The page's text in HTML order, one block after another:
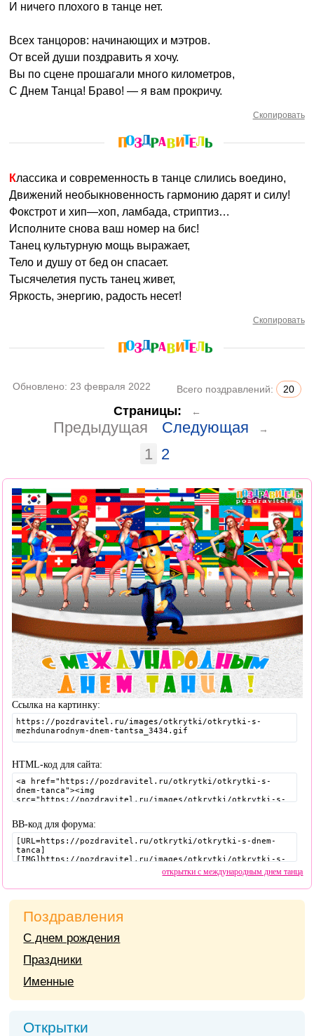
И ничего плохого в танце нет.
Всех танцоров: начинающих и мэтров.
От всей души поздравить я хочу.
Вы по сцене прошагали много километров,
С Днем Танца! Браво! — я вам прокричу.
Скопировать
Классика и современность в танце слились воедино,
Движений необыкновенность гармонию дарят и силу!
Фокстрот и хип—хоп, ламбада, стриптиз…
Исполните снова ваш номер на бис!
Танец культурную мощь выражает,
Тело и душу от бед он спасает.
Тысячелетия пусть танец живет,
Яркость, энергию, радость несет!
Скопировать
Обновлено: 23 февраля 2022 Всего поздравлений: 20
Страницы: ←
Предыдущая Следующая →
1 2
Ссылка на картинку:
HTML-код для сайта:
BB-код для форума:
открытки с международным днем танца
Поздравления
С днем рождения
Праздники
Именные
Открытки